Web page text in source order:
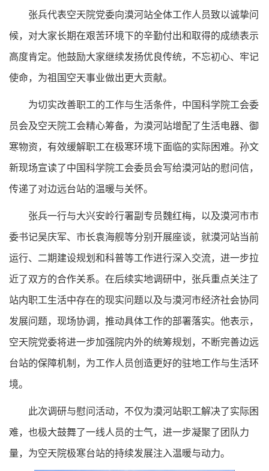
张兵代表空天院党委向漠河站全体工作人员致以诚挚问
候，对大家长期在艰苦环境下的辛勤付出和取得的成绩表示
高度肯定。他鼓励大家继续发扬优良传统，不忘初心、牢记
使命，为祖国空天事业做出更大贡献。
为切实改善职工的工作与生活条件，中国科学院工会委
员会及空天院工会精心筹备，为漠河站增配了生活电器、御
寒物资，有效缓解职工在极寒环境下面临的实际困难。孙文
新现场宣读了中国科学院工会委员会写给漠河站的慰问信，
传递了对边远台站的温暖与关怀。
张兵一行与大兴安岭行署副专员魏红梅，以及漠河市市
委书记吴庆军、市长袁海舰等分别开展座谈，就漠河站当前
运行、二期建设规划和科普等工作进行深入交流，进一步拉
近了双方的合作关系。在后续实地调研中，张兵重点关注了
站内职工生活中存在的现实问题以及与漠河市经济社会协同
发展问题，现场协调，推动具体工作的部署落实。他表示，
空天院党委将进一步加强院内外的统筹规划，不断完善边远
台站的保障机制，为工作人员创造更好的驻地工作与生活环
境。
此次调研与慰问活动，不仅为漠河站职工解决了实际困
难，也极大鼓舞了一线人员的士气，进一步凝聚了团队力
量，为空天院极寒台站的持续发展注入温暖与动力。